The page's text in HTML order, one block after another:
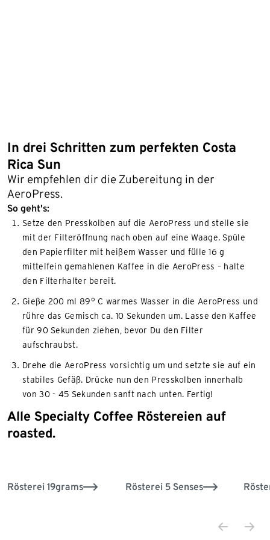
In drei Schritten zum perfekten Costa
Rica Sun
Wir empfehlen dir die Zubereitung in der
AeroPress.
So geht's:
Setze den Presskolben auf die AeroPress und stelle sie
mit der Filteröffnung nach oben auf eine Waage. Spüle
den Papierfilter mit heißem Wasser und fülle 16 g
mittelfein gemahlenen Kaffee in die AeroPress – halte
den Filterhalter bereit.
Gieße 200 ml 89° C warmes Wasser in die AeroPress und
rühre das Gemisch ca. 10 Sekunden um. Lasse den Kaffee
für 90 Sekunden ziehen, bevor Du den Filter
aufschraubst.
Drehe die AeroPress vorsichtig um und setzte sie auf ein
stabiles Gefäß. Drücke nun den Presskolben innerhalb
von 30 - 45 Sekunden sanft nach unten. Fertig!
Alle Specialty Coffee Röstereien auf
roasted.
Rösterei 19grams Rösterei 5 Senses
Ende der Auflistung